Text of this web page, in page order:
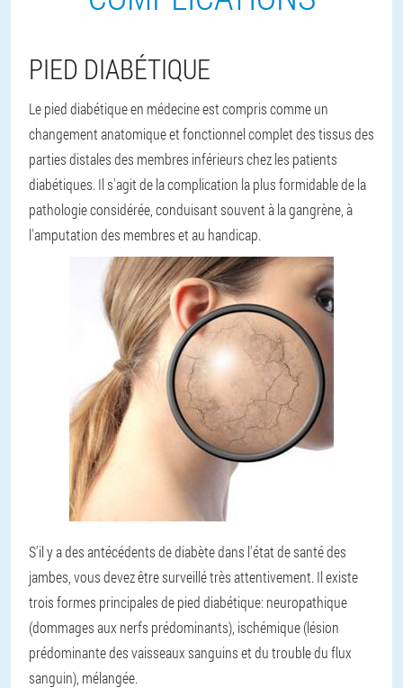
PIED DIABÉTIQUE
Le pied diabétique en médecine est compris comme un
changement anatomique et fonctionnel complet des tissus des
parties distales des membres inférieurs chez les patients
diabétiques. Il s'agit de la complication la plus formidable de la
pathologie considérée, conduisant souvent à la gangrène, à
l'amputation des membres et au handicap.
S'il y a des antécédents de diabète dans l'état de santé des
jambes, vous devez être surveillé très attentivement. Il existe
trois formes principales de pied diabétique: neuropathique
(dommages aux nerfs prédominants), ischémique (lésion
prédominante des vaisseaux sanguins et du trouble du flux
sanguin), mélangée.